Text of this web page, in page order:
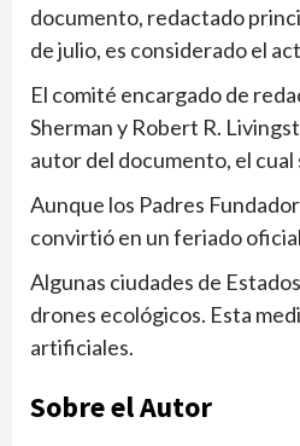
documento, redactado
de julio, es considerado el
El comité encargado de
Sherman y Robert R.
autor del documento, el
Aunque los Padres
convirtió en un feriado
Algunas ciudades de
drones ecológicos. Esta
artificiales.
Sobre el Autor